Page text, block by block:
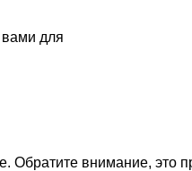
для
Обратите внимание, это